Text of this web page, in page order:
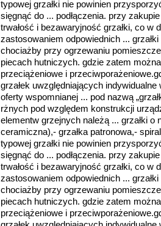
typowej grzałki nie powinien
sięgnąć do ... podłączenia. przy
trwałość i bezawaryjność grzałki, co w
zastosowaniem odpowiednich ...
chociażby przy ogrzewaniu
piecach hutniczych. gdzie zatem
przeciążeniowe i
grzałek uwzględniających
oferty wspomnianej ... pod nazwą
rżnych pod względem konstrukcji
elementw grzejnych należą ... grzałki
ceramiczna),- grzałka patronowa,-
typowej grzałki nie powinien
sięgnąć do ... podłączenia. przy
trwałość i bezawaryjność grzałki, co w
zastosowaniem odpowiednich ...
chociażby przy ogrzewaniu
piecach hutniczych. gdzie zatem
przeciążeniowe i